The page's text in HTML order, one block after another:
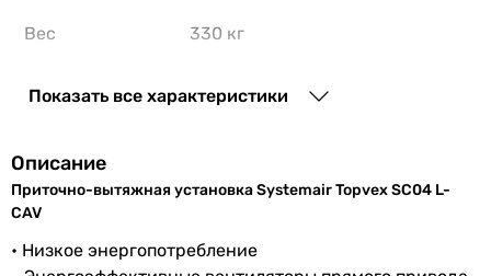
Вес 330 кг
Гарантия
Увидели ошибку в описании или характеристиках?
Сообщите нам об этом!
Сообщить об ошибке
Показать все характеристики
Описание
Приточно-вытяжная установка Systemair Topvex SC04 L-
CAV
• Низкое энергопотребление